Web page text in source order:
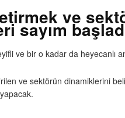
ve
sayım
ve bir o kadar da heyecanlı
ve sektörün dinamiklerini